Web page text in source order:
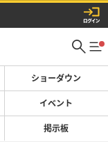
ショーダウン
イベント
掲示板